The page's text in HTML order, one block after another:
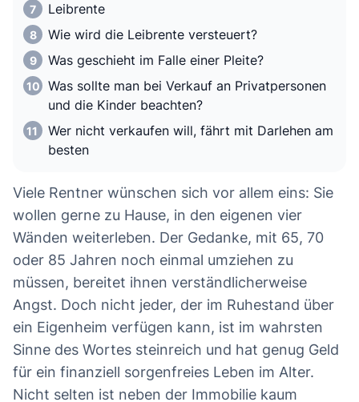
Leibrente
Wie wird die Leibrente versteuert?
Was geschieht im Falle einer Pleite?
Was sollte man bei Verkauf an Privatpersonen
und die Kinder beachten?
Wer nicht verkaufen will, fährt mit Darlehen am
besten
Viele Rentner wünschen sich vor allem eins: Sie
wollen gerne zu Hause, in den eigenen vier
Wänden weiterleben. Der Gedanke, mit 65, 70
oder 85 Jahren noch einmal umziehen zu
müssen, bereitet ihnen verständlicherweise
Angst. Doch nicht jeder, der im Ruhestand über
ein Eigenheim verfügen kann, ist im wahrsten
Sinne des Wortes steinreich und hat genug Geld
für ein finanziell sorgenfreies Leben im Alter.
Nicht selten ist neben der Immobilie kaum